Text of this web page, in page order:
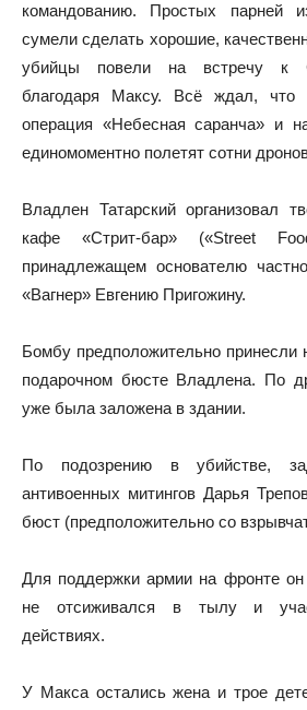
командованию. Простых парней
сумели сделать хорошие,
убийцы повели на встречу к
благодаря Максу. Всё ждал, что
операция «Небесная саранча» и
единомоментно полетят сотни
Владлен Татарский организовал
кафе «Стрит-бар»
принадлежащем основателю
«Вагнер» Евгению Пригожину.
Бомбу предположительно принесли
подарочном бюсте Владлена. По
уже была заложена в здании.
По подозрению в убийстве,
антивоенных митингов Дарья
бюст (предположительно со
Для поддержки армии на фронте
не отсиживался в тылу и
действиях.
У Макса остались жена и трое